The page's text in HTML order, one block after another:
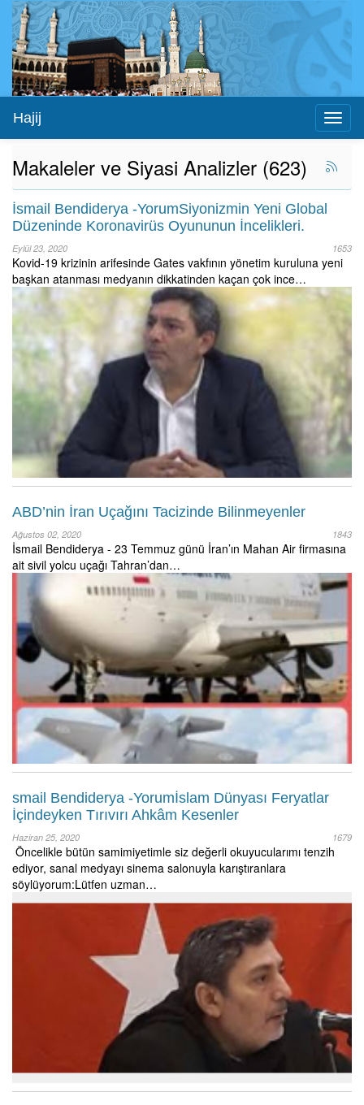
Hajij
Makaleler ve Siyasi Analizler (623)
İsmail Bendiderya -YorumSiyonizmin Yeni Global
Düzeninde Koronavirüs Oyununun İncelikleri.
Eylül 23, 2020 1653
Kovid-19 krizinin arifesinde Gates vakfının yönetim kuruluna yeni
başkan atanması medyanın dikkatinden kaçan çok ince…
ABD’nin İran Uçağını Tacizinde Bilinmeyenler
Ağustos 02, 2020 1843
İsmail Bendiderya - 23 Temmuz günü İran’ın Mahan Air firmasına
ait sivil yolcu uçağı Tahran’dan…
smail Bendiderya -Yorumİslam Dünyası Feryatlar
İçindeyken Tırıvırı Ahkâm Kesenler
Haziran 25, 2020 1679
Öncelikle bütün samimiyetimle siz değerli okuyucularımı tenzih
ediyor, sanal medyayı sinema salonuyla karıştıranlara
söylüyorum:Lütfen uzman…